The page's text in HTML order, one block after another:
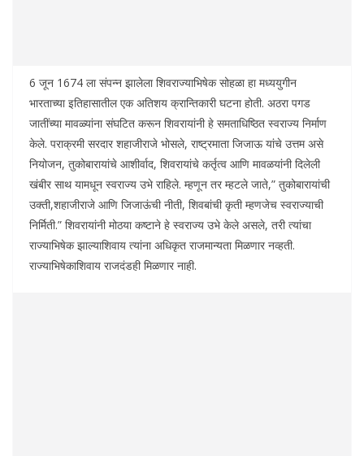
6 जून 1674 ला संपन्न झालेला शिवराज्याभिषेक सोहळा हा मध्ययुगीन
भारताच्या इतिहासातील एक अतिशय क्रान्तिकारी घटना होती. अठरा पगड
जातींच्या मावळ्यांना संघटित करून शिवरायांनी हे समताधिष्ठित स्वराज्य निर्माण
केले. पराक्रमी सरदार शहाजीराजे भोसले, राष्ट्रमाता जिजाऊ यांचे उत्तम असे
नियोजन, तुकोबारायांचे आशीर्वाद, शिवरायांचे कर्तृत्व आणि मावळयांनी दिलेली
खंबीर साथ यामधून स्वराज्य उभे राहिले. म्हणून तर म्हटले जाते,” तुकोबारायांची
उक्ती,शहाजीराजे आणि जिजाऊंची नीती, शिवबांची कृती म्हणजेच स्वराज्याची
निर्मिती.” शिवरायांनी मोठया कष्टाने हे स्वराज्य उभे केले असले, तरी त्यांचा
राज्याभिषेक झाल्याशिवाय त्यांना अधिकृत राजमान्यता मिळणार नव्हती.
राज्याभिषेकाशिवाय राजदंडही मिळणार नाही.